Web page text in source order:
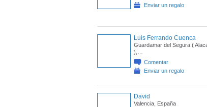
Enviar un regalo
Luis Ferrando Cuenca
Guardamar del Segura (
),…
Comentar
Enviar un regalo
David
Valencia, España